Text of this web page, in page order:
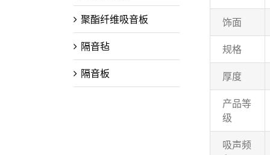
饰面
规格
厚度
产品等
级
吸声频
聚酯纤维吸音板
隔音毡
隔音板